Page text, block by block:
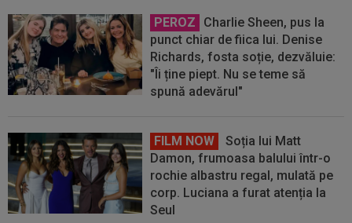
PEROZ
Charlie Sheen, pus la
punct chiar de fiica lui. Denise
Richards, fosta soție, dezvăluie:
"Îi ține piept. Nu se teme să
spună adevărul"
FILM NOW
Soția lui Matt
Damon, frumoasa balului într-o
rochie albastru regal, mulată pe
corp. Luciana a furat atenția la
Seul